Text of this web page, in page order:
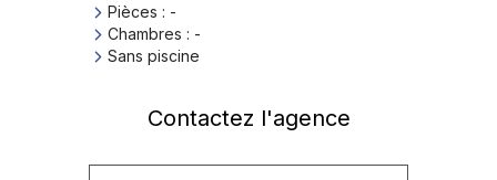
Pièces : -
Chambres : -
Sans piscine
Contactez l'agence